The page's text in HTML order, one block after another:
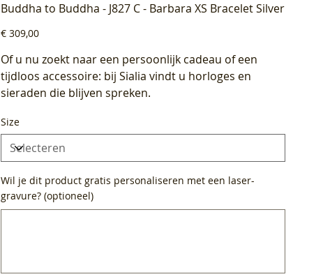
Buddha to Buddha - J827 C - Barbara XS Bracelet Silver
Prijs
€ 309,00
Of u nu zoekt naar een persoonlijk cadeau of een
tijdloos accessoire: bij Sialia vindt u horloges en
sieraden die blijven spreken.
Size
Wil je dit product gratis personaliseren met een laser-
gravure? (optioneel)